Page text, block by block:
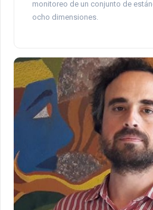
monitoreo de un conjunto de
ocho dimensiones.